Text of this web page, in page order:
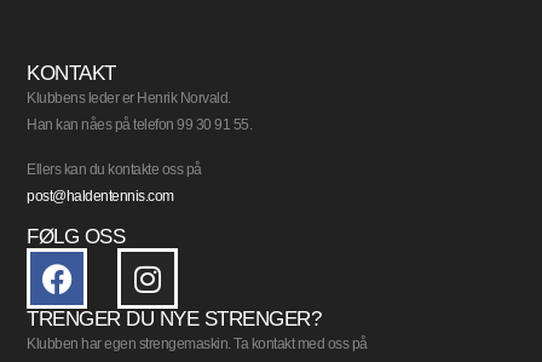
KONTAKT
Klubbens leder er Henrik Norvald.
Han kan nåes på telefon 99 30 91 55.
Ellers kan du kontakte oss på
post@haldentennis.com
FØLG OSS
TRENGER DU NYE STRENGER?
Klubben har egen strengemaskin. Ta kontakt med oss på